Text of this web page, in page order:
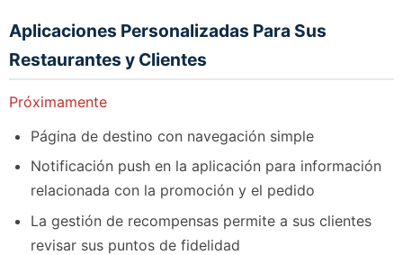
Aplicaciones Personalizadas Para Sus
Restaurantes y Clientes
Próximamente
Página de destino con navegación simple
Notificación push en la aplicación para información
relacionada con la promoción y el pedido
La gestión de recompensas permite a sus clientes
revisar sus puntos de fidelidad